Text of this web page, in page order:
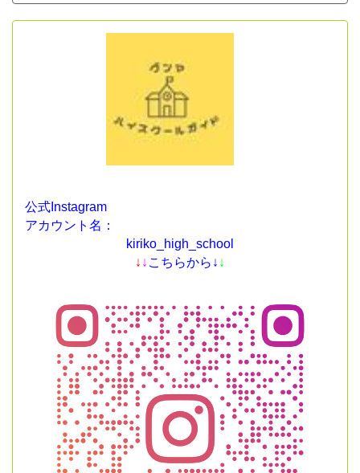
公式Instagram
アカウント名：
kiriko_high_school
↓ ↓ こちらから↓ ↓